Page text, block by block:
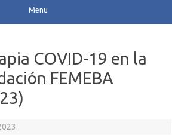
Menu
COVID-19 en la
FEMEBA